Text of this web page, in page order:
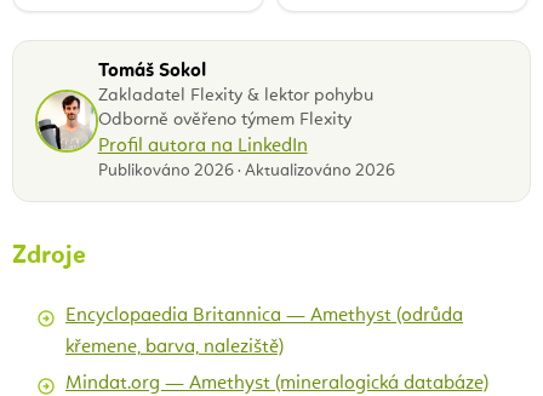
Tomáš Sokol
Zakladatel Flexity & lektor pohybu
Odborně ověřeno týmem Flexity
Profil autora na LinkedIn
Publikováno 2026 · Aktualizováno 2026
Zdroje
Encyclopaedia Britannica — Amethyst (odrůda
křemene, barva, naleziště)
Mindat.org — Amethyst (mineralogická databáze)